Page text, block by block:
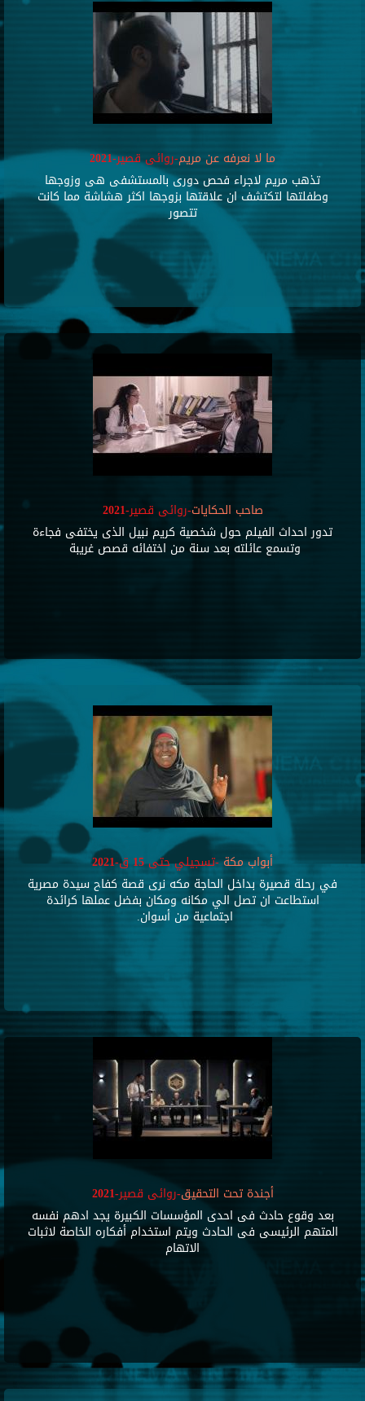
ما لا نعرفه عن مريم-روائى قصير-2021
تذهب مريم لاجراء فحص دورى بالمستشفى هى وزوجها
وطفلتها لتكتشف ان علاقتها بزوجها اكثر هشاشة مما كانت
تتصور
صاحب الحكايات-روائى قصير-2021
تدور احداث الفيلم حول شخصية كريم نبيل الذى يختفى فجاءة
وتسمع عائلته بعد سنة من اختفائه قصص غريبة
أبواب مكة-تسجيلي حتى 15 ق-2021
في رحلة قصيرة بداخل الحاجة مكه نرى قصة كفاح سيدة مصرية
استطاعت ان تصل الي مكانه ومكان بفضل عملها كرائدة
اجتماعية من أسوان.
أجندة تحت التحقيق-روائى قصير-2021
بعد وقوع حادث فى احدى المؤسسات الكبيرة يجد ادهم نفسه
المتهم الرئيسى فى الحادث ويتم استخدام أفكاره الخاصة لاثبات
الاتهام